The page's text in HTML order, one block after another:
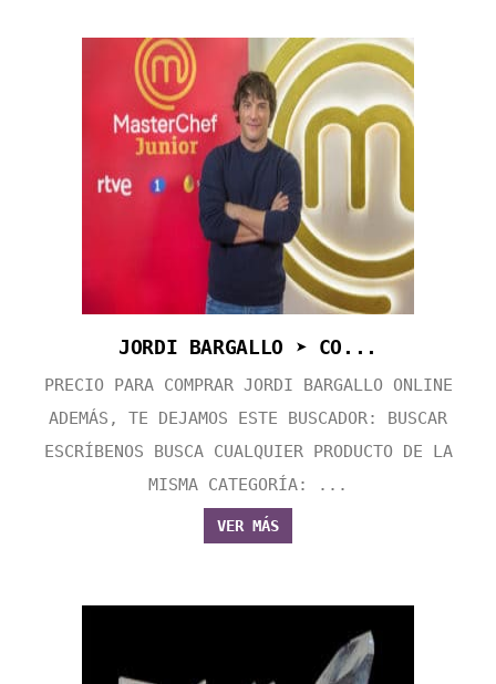
JORDI BARGALLO ➤ CO...
PRECIO PARA COMPRAR JORDI BARGALLO ONLINE
ADEMÁS, TE DEJAMOS ESTE BUSCADOR: BUSCAR
ESCRÍBENOS BUSCA CUALQUIER PRODUCTO DE LA
MISMA CATEGORÍA: ...
VER MÁS